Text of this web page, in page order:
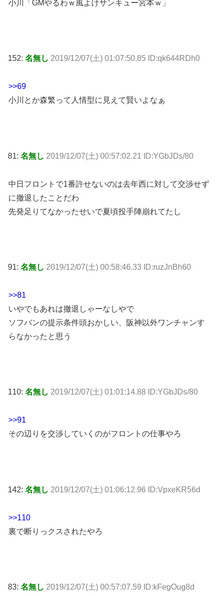
小川「GMやるわｗ風よけサンキュー宮本ｗ」
152: 名無し 2019/12/07(土) 01:07:50.85 ID:qk644RDh0
>>69
小川とか森繁って人情型に見えて賢いよなぁ
81: 名無し 2019/12/07(土) 00:57:02.21 ID:YGbJDs/80
中日フロントで1番許せないのは去年西に対して交渉せず
に撤退したことだわ
先発足りてなかったせいで夏頃投手陣崩れてたし
91: 名無し 2019/12/07(土) 00:58:46.33 ID:ruzJnBh60
>>81
いやでもあれは撤退しゃーなしやで
ソフバンの提示条件頭おかしい、阪神以外ワンチャンす
らなかったと思う
110: 名無し 2019/12/07(土) 01:01:14.88 ID:YGbJDs/80
>>91
その辺りを交渉していくのがフロントの仕事やろ
142: 名無し 2019/12/07(土) 01:06:12.96 ID:VpxeKR56d
>>110
裏で断りっクスされたやろ
83: 名無し 2019/12/07(土) 00:57:07.59 ID:kFegOug8d